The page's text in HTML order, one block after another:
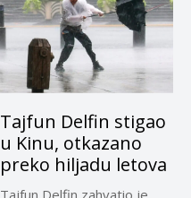
Tajfun Delfin stigao
u Kinu, otkazano
preko hiljadu letova
Tajfun Delfin zahvatio je